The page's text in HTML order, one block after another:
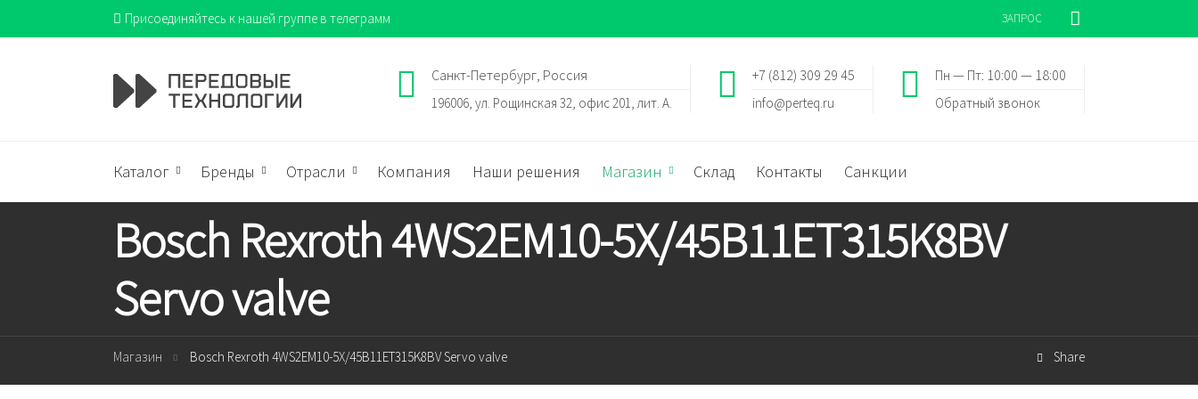
Присоединяйтесь к нашей группе в телеграмм ЗАПРОС
Пн — Пт: 10:00 — 18:00
Обратный звонок
+7 (812) 309 29 45
info@perteq.ru
Санкт-Петербург, Россия
196006, ул. Рощинская 32, офис 201, лит. А.
Каталог Бренды Отрасли Компания Наши решения Магазин Склад Контакты Санкции
Bosch Rexroth 4WS2EM10-5X/45B11ET315K8BV
Servo valve
Магазин Bosch Rexroth 4WS2EM10-5X/45B11ET315K8BV Servo valve Share